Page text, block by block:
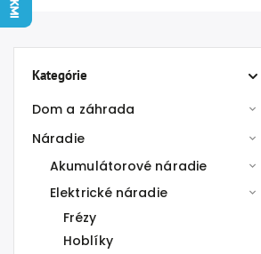
Kategórie
Dom a záhrada
Náradie
Akumulátorové náradie
Elektrické náradie
Frézy
Hoblíky